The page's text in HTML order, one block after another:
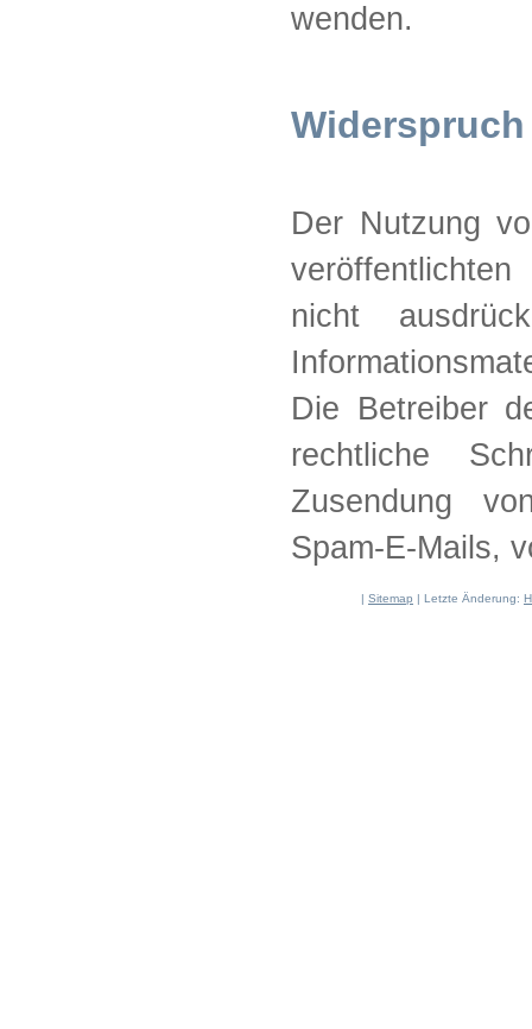
wenden.
Der Nutzung
nicht
Die Betreiber
rechtliche
Zusendung
Spam-E-Mails,
| Sitemap | Letzte Änderung: